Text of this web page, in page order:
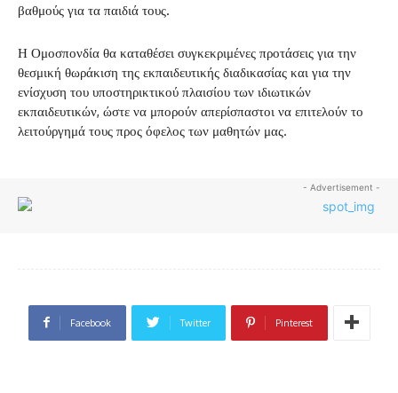
βαθμούς για τα παιδιά τους.
Η Ομοσπονδία θα καταθέσει συγκεκριμένες προτάσεις για την
θεσμική θωράκιση της εκπαιδευτικής διαδικασίας και για την
ενίσχυση του υποστηρικτικού πλαισίου των ιδιωτικών
εκπαιδευτικών, ώστε να μπορούν απερίσπαστοι να επιτελούν το
λειτούργημά τους προς όφελος των μαθητών μας.
- Advertisement -
Facebook Twitter Pinterest